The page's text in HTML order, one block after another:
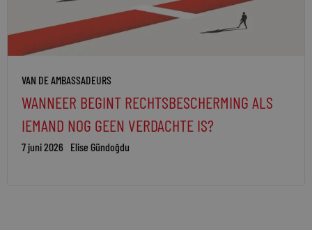
VAN DE AMBASSADEURS
WANNEER BEGINT RECHTSBESCHERMING ALS
IEMAND NOG GEEN VERDACHTE IS?
7 juni 2026 Elise Gündoğdu